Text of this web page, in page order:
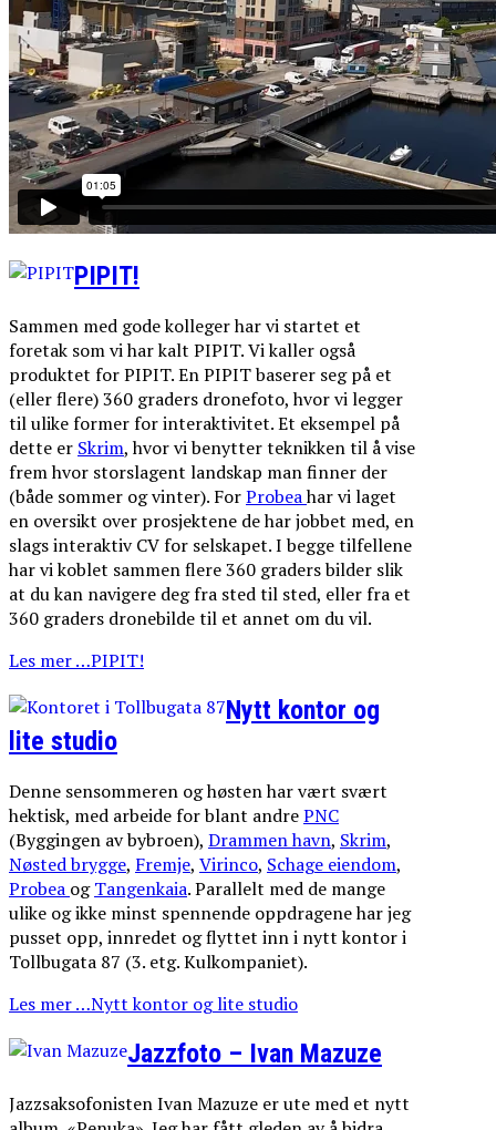
PIPIT!
Sammen med gode kolleger har vi startet et
foretak som vi har kalt PIPIT. Vi kaller også
produktet for PIPIT. En PIPIT baserer seg på et
(eller flere) 360 graders dronefoto, hvor vi legger
til ulike former for interaktivitet. Et eksempel på
dette er Skrim, hvor vi benytter teknikken til å vise
frem hvor storslagent landskap man finner der
(både sommer og vinter). ForProbeahar vi laget
en oversikt over prosjektene de har jobbet med, en
slags interaktiv CV for selskapet. I begge tilfellene
har vi koblet sammen flere 360 graders bilder slik
at du kan navigere deg fra sted til sted, eller fra et
360 graders dronebilde til et annet om du vil.
Les mer …PIPIT!
Nytt kontor og
lite studio
Denne sensommeren og høsten har vært svært
hektisk, med arbeide for blant andrePNC
(Byggingen av bybroen), Drammen havn, Skrim,
Nøsted brygge, Fremje, Virinco, Schage eiendom,
Probea ogTangenkaia. Parallelt med de mange
ulike og ikke minst spennende oppdragene har jeg
pusset opp, innredet og flyttet inn i nytt kontor i
Tollbugata 87 (3. etg. Kulkompaniet).
Les mer …Nytt kontor og lite studio
Jazzfoto – Ivan Mazuze
Jazzsaksofonisten Ivan Mazuze er ute med et nytt